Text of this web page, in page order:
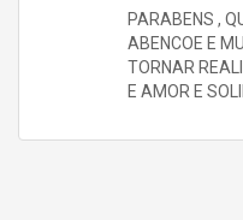
PARABENS ,
ABENCOE E
TORNAR
E AMOR E